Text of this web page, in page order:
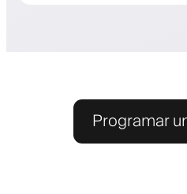
Programar